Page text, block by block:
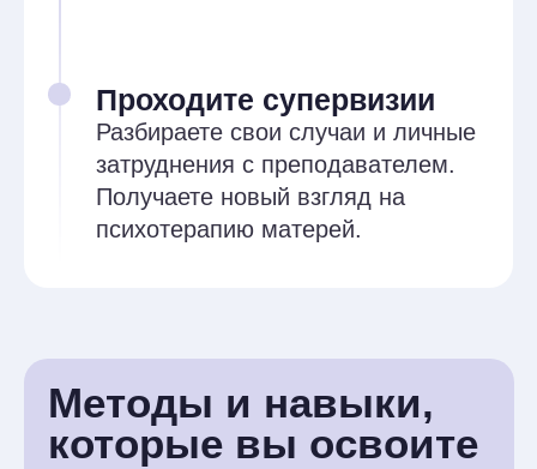
развития психологической
устойчивости